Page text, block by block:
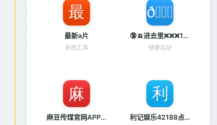
最新a片
系统工具
🔞🍌进去里❌❌❌17c视频
健康运动
麻豆传煤官网APP免费入口 利记娱乐42188点com